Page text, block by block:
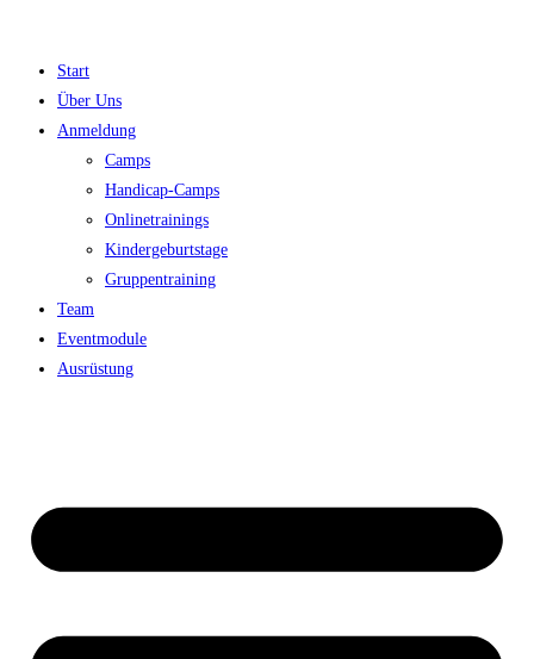
springen
Start
Über Uns
Anmeldung
Camps
Handicap-Camps
Onlinetrainings
Kindergeburtstage
Gruppentraining
Team
Eventmodule
Ausrüstung